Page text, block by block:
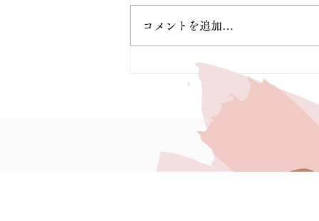
8月『Beauty Purser』入店
スケジュールのお知らせです
コメントを追加…